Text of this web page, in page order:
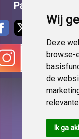
Wij
Deze
browse-
de
Ik ga
Pagina delen